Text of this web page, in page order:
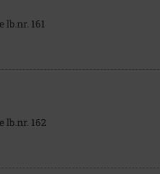
lb.nr. 161
lb.nr. 162